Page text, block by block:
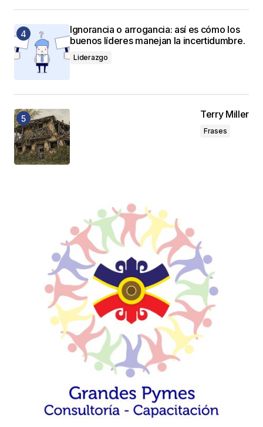
Ignorancia o arrogancia: así es cómo los
buenos líderes manejan la incertidumbre.
Liderazgo
Terry Miller
Frases